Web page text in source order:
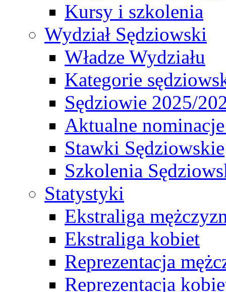
Kursy i szkolenia
Wydział Sędziowski
Władze Wydziału
Kategorie
Sędziowie 2025/
Aktualne
Stawki Sędziowskie
Szkolenia
Statystyki
Ekstraliga
Ekstraliga kobiet
Reprezentacja
Reprezentacja